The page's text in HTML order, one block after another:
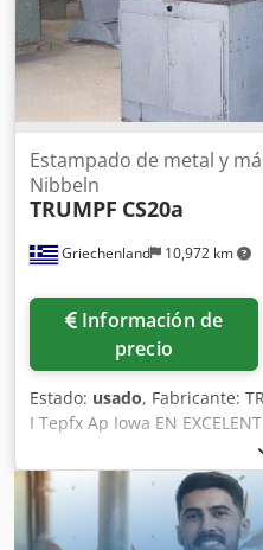
trabajar con el mando de
integrados son ideales
punzonado y los accesorios.
fácil manejo y el rápido
que esta máquina sea
Griechenland 10,972 km
Estampado de metal y
Nibbeln
TRUMPF CS20a
Información de
precio
Estado: usado, Fabricante:
I Tepfx Ap Iowa EN